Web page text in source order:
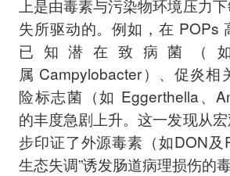
上是由毒素与污染物环境压力
失所驱动的。例如，在 POPs
已知潜在致病菌（
属 Campylobacter）、促炎相
险标志菌（如 Eggerthella、
的丰度急剧上升。这一发现从
步印证了外源毒素（如DON及
生态失调”诱发肠道病理损伤的